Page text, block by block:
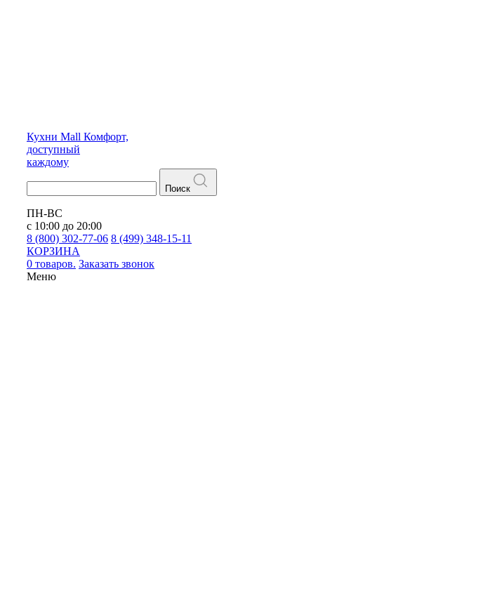
Кухни Mall Комфорт,
доступный
каждому
Поиск
ПН-ВС
с 10:00 до 20:00
8 (800) 302-77-06 8 (499) 348-15-11
КОРЗИНА
0 товаров. Заказать звонок
Меню